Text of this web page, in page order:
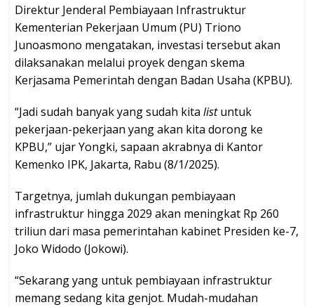
Direktur Jenderal Pembiayaan Infrastruktur
Kementerian Pekerjaan Umum (PU) Triono
Junoasmono mengatakan, investasi tersebut akan
dilaksanakan melalui proyek dengan skema
Kerjasama Pemerintah dengan Badan Usaha (KPBU).
“Jadi sudah banyak yang sudah kita listuntuk
pekerjaan-pekerjaan yang akan kita dorong ke
KPBU,” ujar Yongki, sapaan akrabnya di Kantor
Kemenko IPK, Jakarta, Rabu (8/1/2025).
Targetnya, jumlah dukungan pembiayaan
infrastruktur hingga 2029 akan meningkat Rp 260
triliun dari masa pemerintahan kabinet Presiden ke-7,
Joko Widodo (Jokowi).
“Sekarang yang untuk pembiayaan infrastruktur
memang sedang kita genjot. Mudah-mudahan